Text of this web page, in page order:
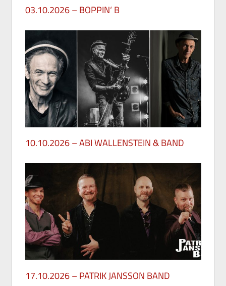
03.10.2026 – BOPPIN‘ B
10.10.2026 – ABI WALLENSTEIN & BAND
17.10.2026 – PATRIK JANSSON BAND